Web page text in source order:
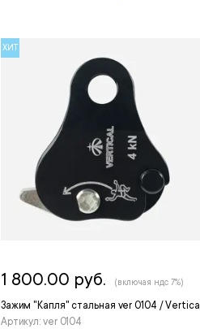
ХИТ
Зажим "Капля" стальная ver 0104 / Vertical
Артикул: ver 0104
1 800.00 руб. (включая ндс 7%)